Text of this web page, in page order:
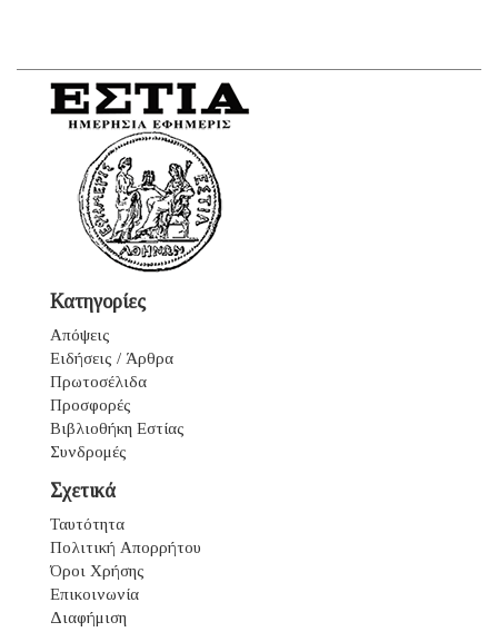
Κατηγορίες
Απόψεις
Ειδήσεις / Άρθρα
Πρωτοσέλιδα
Προσφορές
Βιβλιοθήκη Εστίας
Συνδρομές
Σχετικά
Ταυτότητα
Πολιτική Απορρήτου
Όροι Χρήσης
Επικοινωνία
Διαφήμιση